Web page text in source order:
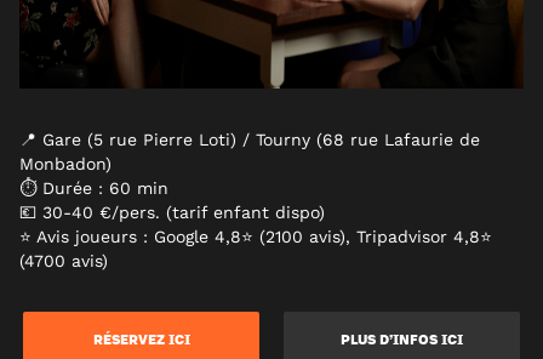
📍 Gare (5 rue Pierre Loti) / Tourny (68 rue Lafaurie de
Monbadon)
⏱ Durée : 60 min
💶 30-40 €/pers. (tarif enfant dispo)
⭐ Avis joueurs : Google 4,8⭐ (2100 avis), Tripadvisor 4,8⭐
(4700 avis)
RÉSERVEZ ICI PLUS D’INFOS ICI